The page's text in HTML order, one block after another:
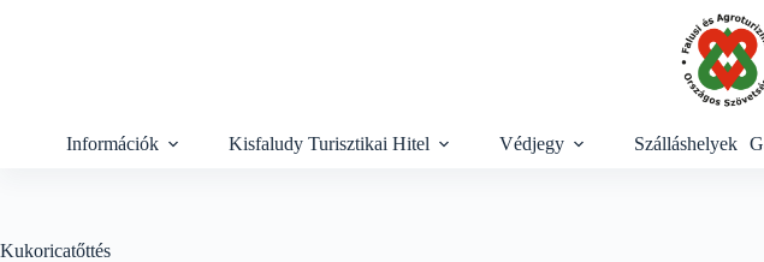
Információk Kisfaludy Turisztikai Hitel Védjegy Szálláshelyek
Kukoricatőttés